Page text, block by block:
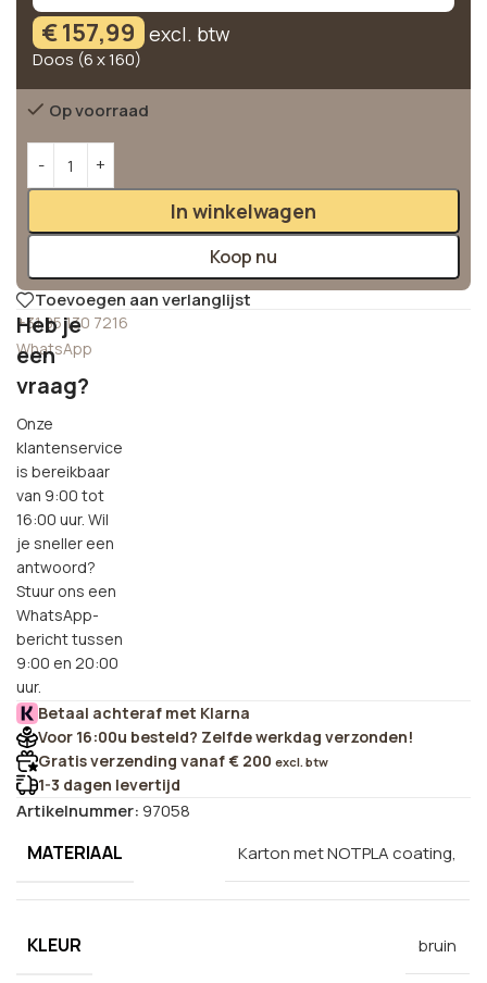
€157,99 excl. btw
Doos (6 x 160)
Op voorraad
In winkelwagen
Koop nu
Toevoegen aan verlanglijst
+31 85 130 7216
WhatsApp
Heb je
een
vraag?
Onze
klantenservice
is bereikbaar
van 9:00 tot
16:00 uur. Wil
je sneller een
antwoord?
Stuur ons een
WhatsApp-
bericht tussen
9:00 en 20:00
uur.
Betaal achteraf met Klarna
Voor 16:00u besteld? Zelfde werkdag verzonden!
Gratis verzending vanaf € 200 excl. btw
1-3 dagen levertijd
Artikelnummer: 97058
MATERIAAL Karton met NOTPLA coating,
KLEUR bruin